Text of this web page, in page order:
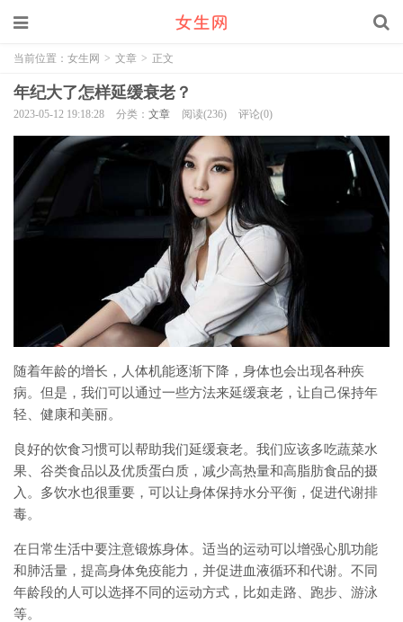
当前位置： 女生网 > 文章 > 正文
年纪大了怎样延缓衰老？
2023-05-12 19:18:28 分类： 文章 阅读(236) 评论(0)
随着年龄的增长，人体机能逐渐下降，身体也会出现各种疾
病。但是，我们可以通过一些方法来延缓衰老，让自己保持年
轻、健康和美丽。
良好的饮食习惯可以帮助我们延缓衰老。我们应该多吃蔬菜水
果、谷类食品以及优质蛋白质，减少高热量和高脂肪食品的摄
入。多饮水也很重要，可以让身体保持水分平衡，促进代谢排
毒。
在日常生活中要注意锻炼身体。适当的运动可以增强心肌功能
和肺活量，提高身体免疫能力，并促进血液循环和代谢。不同
年龄段的人可以选择不同的运动方式，比如走路、跑步、游泳
等。